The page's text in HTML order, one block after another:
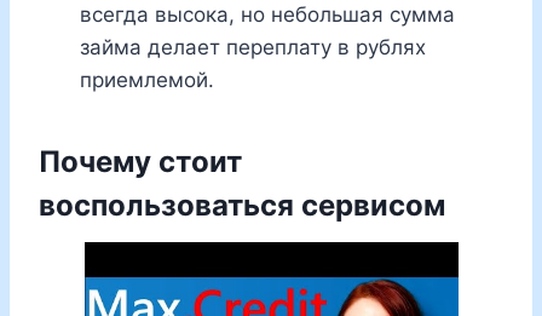
всегда высока, но небольшая сумма
займа делает переплату в рублях
приемлемой.
Почему стоит
воспользоваться сервисом